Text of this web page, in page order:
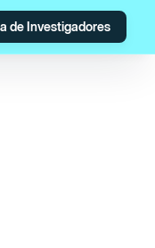
de Investigadores